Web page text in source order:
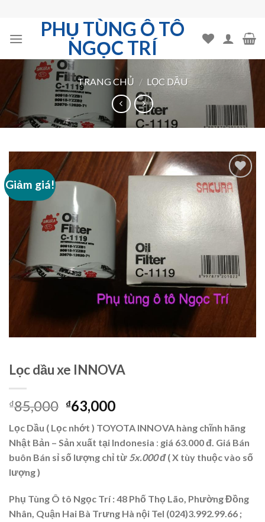
content
PHỤ TÙNG Ô TÔ
NGỌC TRÍ
TRANG CHỦ / LỌC DẦU
Giảm giá!
Add to
Wishlist
Lọc dầu xe INNOVA
₫85,000 ₫63,000
Lọc Dầu ( Lọc nhớt ) TOYOTA INNOVA hàng chĩnh hãng
Nhật Bản – Sản xuất tại Indonesia : giá 63.000 đ. Giá Bán
buôn Bán sỉ số lượng chỉ từ 5x.000 đ( X tùy thuộc vào số
lượng )
Phụ Tùng Ô tô Ngọc Trí : 48 Phố Thọ Lão, Phường Đồng
Nhân, Quận Hai Bà Trưng Hà nội Tel (024)3.992.99.66 ;